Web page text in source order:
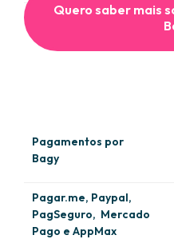
Quero saber mais
Pagamentos por
Bagy
Pagar.me, Paypal,
PagSeguro, Mercado
Pago e AppMax